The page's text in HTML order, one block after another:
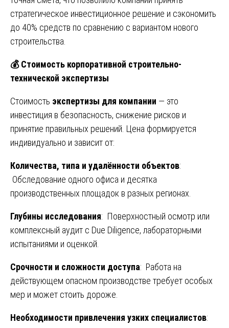
стратегическое инвестиционное решение и сэкономить
до 40% средств по сравнению с вариантом нового
строительства.
💰Стоимость корпоративной строительно-
технической экспертизы
Стоимость экспертизы для компании — это
инвестиция в безопасность, снижение рисков и
принятие правильных решений. Цена формируется
индивидуально и зависит от:
Количества, типа и удалённости объектов:
Обследование одного офиса и десятка
производственных площадок в разных регионах.
Глубины исследования: Поверхностный осмотр или
комплексный аудит с Due Diligence, лабораторными
испытаниями и оценкой.
Срочности и сложности доступа: Работа на
действующем опасном производстве требует особых
мер и может стоить дороже.
Необходимости привлечения узких специалистов: